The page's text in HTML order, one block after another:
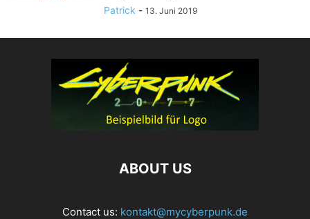
Patrick - 13. Juni 2019
ABOUT US
Contact us: kontakt@mycyberpunk.de